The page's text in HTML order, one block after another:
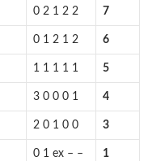
0 2 1 2 2 7
0 1 2 1 2 6
1 1 1 1 1 5
3 0 0 0 1 4
2 0 1 0 0 3
0 1 ex – – 1